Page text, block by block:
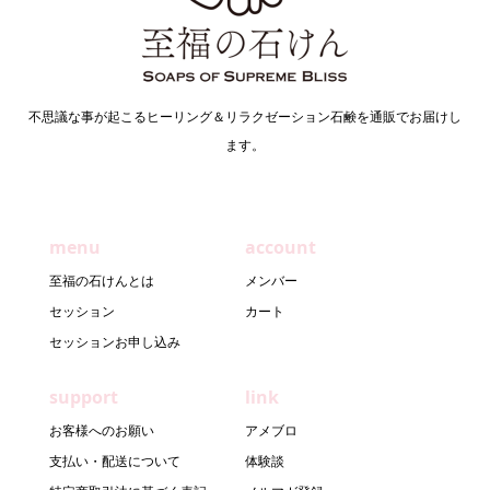
不思議な事が起こるヒーリング＆リラクゼーション石鹸を通販でお届けし
ます。
menu
至福の石けんとは
セッション
セッションお申し込み
account
メンバー
カート
support
お客様へのお願い
支払い・配送について
link
アメブロ
体験談